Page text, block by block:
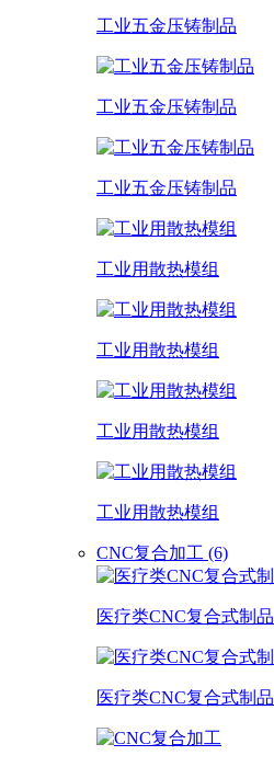
工业五金压铸制品
工业五金压铸制品
工业五金压铸制品
工业用散热模组
工业用散热模组
工业用散热模组
工业用散热模组
CNC复合加工 (6)
医疗类CNC复合式制品
医疗类CNC复合式制品